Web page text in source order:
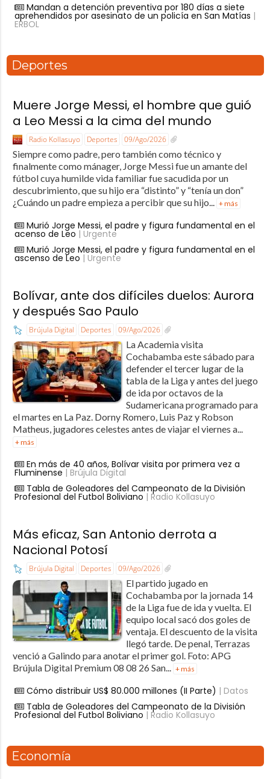
Mandan a detención preventiva por 180 días a siete
aprehendidos por asesinato de un policía en San Matías |
ERBOL
Deportes
Muere Jorge Messi, el ​hombre que guió
a Leo Messi a la cima del mundo
Radio Kollasuyo Deportes 09/Ago/2026
Siempre como padre, pero también como técnico y
finalmente como mánager, Jorge Messi fue un amante del
fútbol cuya humilde vida familiar fue sacudida por un
descubrimiento, que su hijo era “distinto” y “tenía un don”
¿Cuándo un padre empieza a percibir que su hijo... + más
Murió Jorge Messi, el padre y figura fundamental en el
acenso de Leo | Urgente
Murió Jorge Messi, el padre y figura fundamental en el
ascenso de Leo | Urgente
Bolívar, ante dos difíciles duelos: Aurora
y después Sao Paulo
Brújula Digital Deportes 09/Ago/2026
La Academia visita
Cochabamba este sábado para
defender el tercer lugar de la
tabla de la Liga y antes del juego
de ida por octavos de la
Sudamericana programado para
el martes en La Paz. Dorny Romero, Luis Paz y Robson
Matheus, jugadores celestes antes de viajar el viernes a...
+ más
En más de 40 años, Bolívar visita por primera vez a
Fluminense | Brújula Digital
Tabla de Goleadores del Campeonato de la División
Profesional del Futbol Boliviano | Radio Kollasuyo
Más eficaz, San Antonio derrota a
Nacional Potosí
Brújula Digital Deportes 09/Ago/2026
El partido jugado en
Cochabamba por la jornada 14
de la Liga fue de ida y vuelta. El
equipo local sacó dos goles de
ventaja. El descuento de la visita
llegó tarde. De penal, Terrazas
venció a Galindo para anotar el primer gol. Foto: APG
Brújula Digital Premium 08 08 26 San...
+ más
Cómo distribuir US$ 80.000 millones (II Parte) | Datos
Tabla de Goleadores del Campeonato de la División
Profesional del Futbol Boliviano | Radio Kollasuyo
Economía